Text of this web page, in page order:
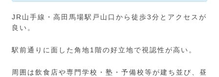
JR山手線・高田馬場駅戸山口から徒歩3分とアクセスが
良い。
駅前通りに面した角地1階の好立地で視認性が高い。
周囲は飲食店や専門学校・塾・予備校等が建ち並び、昼